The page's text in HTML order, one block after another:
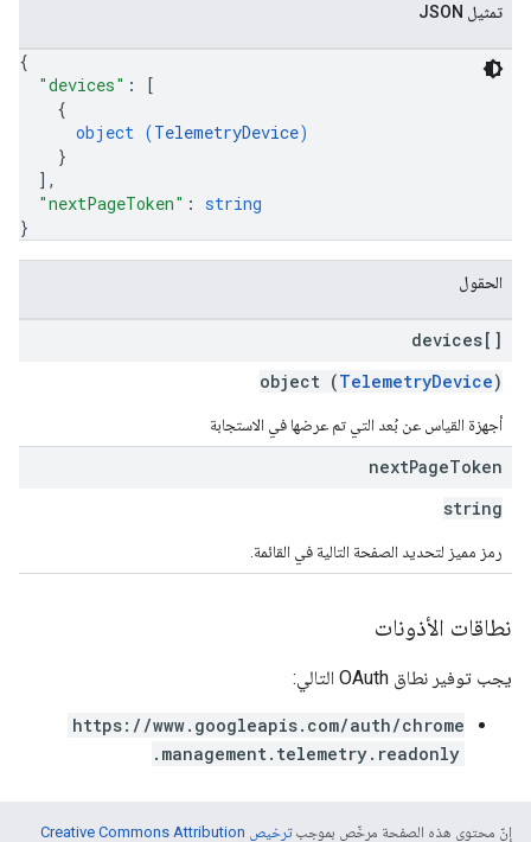
تمثيل JSON
{
"devices" :
[
{
object (TelemetryDevice)
}
] ,
"nextPageToken" : string
}
الحقول
devices[]
object (TelemetryDevice)
أجهزة القياس عن بُعد التي تم عرضها في الاستجابة
nextPageToken
string
رمز مميز لتحديد الصفحة التالية في القائمة.
نطاقات الأذونات
يجب توفير نطاق OAuth التالي:
https://www.googleapis.com/auth/chrome
.management.telemetry.readonly
إنّ محتوى هذه الصفحة مرخّص بموجب
ترخيص Creative Commons Attribution